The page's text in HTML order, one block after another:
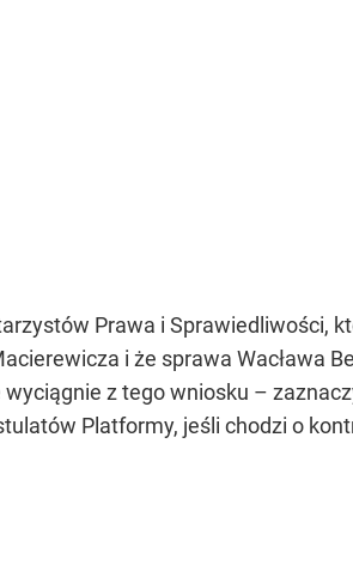
Prawa i Sprawiedliwości,
i że sprawa Wacława
z tego wniosku –
Platformy, jeśli chodzi o